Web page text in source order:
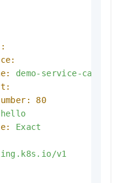
demo-service-canary-
80
Exact
v1